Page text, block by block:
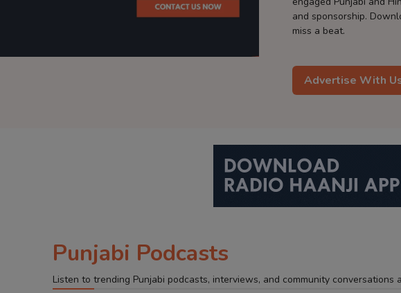
and sponsorship.
miss a beat.
Advertise With
Punjabi Podcasts
Listen to trending Punjabi podcasts, interviews, and community conversations